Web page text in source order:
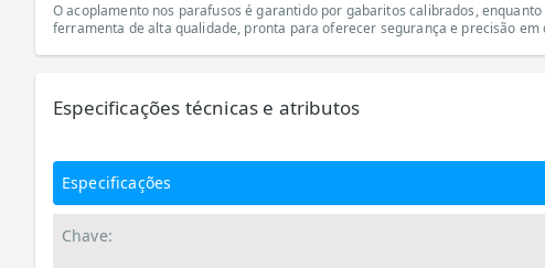
O acoplamento nos parafusos é garantido por gabaritos calibrados,
ferramenta de alta qualidade, pronta para oferecer segurança e precisão em
Especificações técnicas e atributos
Especificações
Chave: